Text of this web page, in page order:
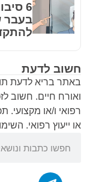
חשוב לדעת
באתר בריא לדעת
ואורח חיים. חשוב
רפואי ו/או
או ייעוץ רפואי.
6
בעבר